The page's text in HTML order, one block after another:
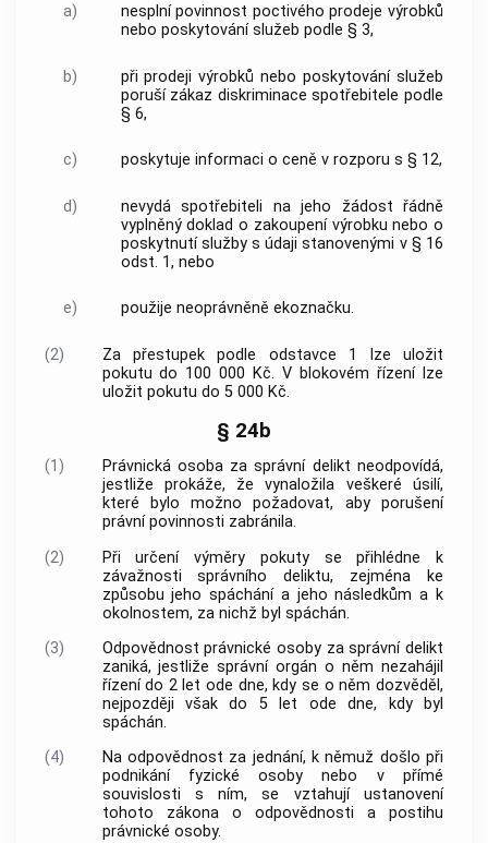
a)
nesplní povinnost poctivého prodeje výrobků
nebo poskytování služeb podle § 3,
b)
při prodeji výrobků nebo poskytování služeb
poruší zákaz diskriminace spotřebitele podle
§ 6,
c) poskytuje informaci o ceně v rozporu s § 12,
d)
nevydá spotřebiteli na jeho žádost řádně
vyplněný doklad o zakoupení výrobku nebo o
poskytnutí služby s údaji stanovenými v § 16
odst. 1, nebo
e) použije neoprávněně ekoznačku.
(2)
Za přestupek podle odstavce 1 lze uložit
pokutu do 100 000 Kč. V blokovém řízení lze
uložit pokutu do 5 000 Kč.
§ 24b
(1)
Právnická osoba za správní delikt neodpovídá,
jestliže prokáže, že vynaložila veškeré úsilí,
které bylo možno požadovat, aby porušení
právní povinnosti zabránila.
(2)
Při určení výměry pokuty se přihlédne k
závažnosti správního deliktu, zejména ke
způsobu jeho spáchání a jeho následkům a k
okolnostem, za nichž byl spáchán.
(3)
Odpovědnost právnické osoby za správní delikt
zaniká, jestliže správní orgán o něm nezahájil
řízení do 2 let ode dne, kdy se o něm dozvěděl,
nejpozději však do 5 let ode dne, kdy byl
spáchán.
(4)
Na odpovědnost za jednání, k němuž došlo při
podnikání fyzické osoby nebo v přímé
souvislosti s ním, se vztahují ustanovení
tohoto zákona o odpovědnosti a postihu
právnické osoby.